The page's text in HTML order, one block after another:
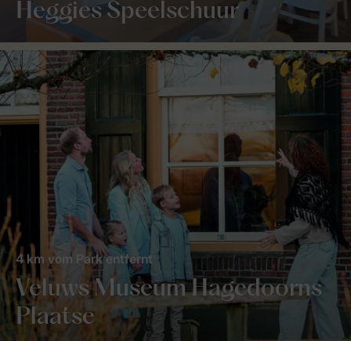
Heggies Speelschuur
Veluws Museum Hagedoorns
Plaatse
4 km vom Park entfernt